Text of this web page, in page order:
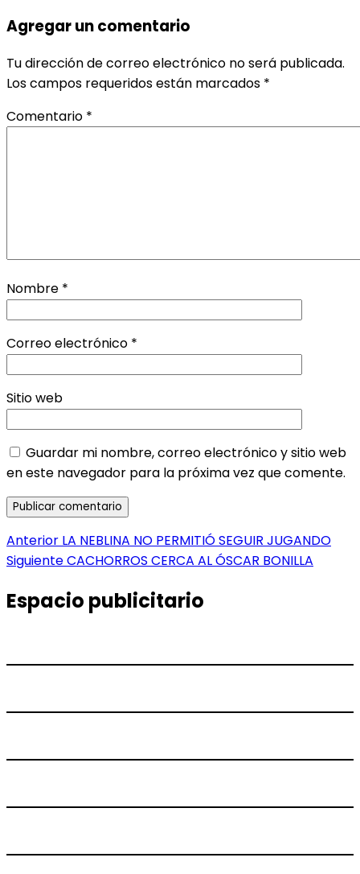
Agregar un comentario
Tu dirección de correo electrónico no será publicada.
Los campos requeridos están marcados *
Comentario *
Nombre *
Correo electrónico *
Sitio web
Guardar mi nombre, correo electrónico y sitio web
en este navegador para la próxima vez que comente.
Navegación
de
entradas
Anterior Entrada
anterior:
LA NEBLINA NO PERMITIÓ SEGUIR JUGANDO
SiguienteEntrada
CACHORROS CERCA AL ÓSCAR BONILLA
Espacio publicitario